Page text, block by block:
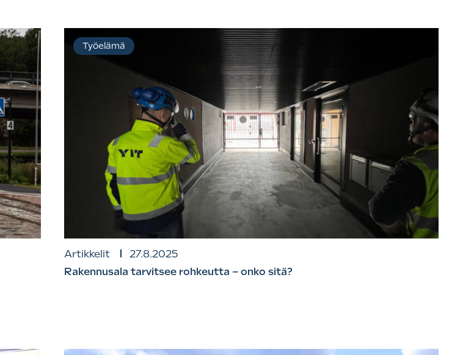
Artikkelit
27.8.2025
Rakennusala tarvitsee rohkeutta – onko sitä?
Työelämä